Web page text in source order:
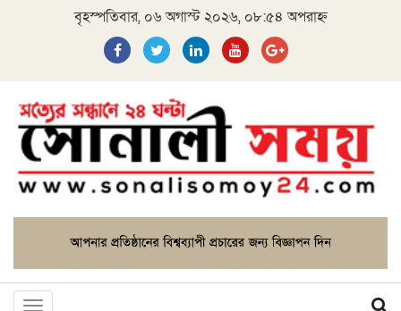
বৃহস্পতিবার, ০৬ অগাস্ট ২০২৬, ০৮:৫৪ অপরাহ্ন